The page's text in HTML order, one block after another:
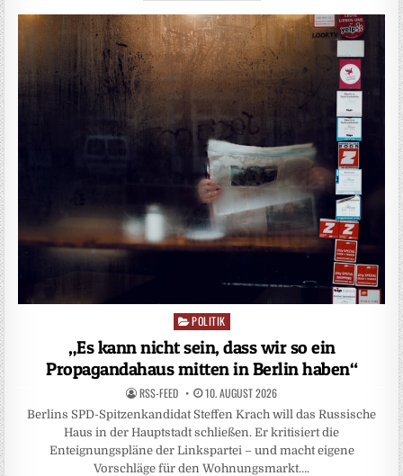
Posted
POLITIK
„Es kann nicht sein, dass wir so ein
Propagandahaus mitten in Berlin haben“
RSS-FEED 10. AUGUST 2026
Berlins SPD-Spitzenkandidat Steffen Krach will das Russische
Haus in der Hauptstadt schließen. Er kritisiert die
Enteignungspläne der Linkspartei – und macht eigene
Vorschläge für den Wohnungsmarkt….